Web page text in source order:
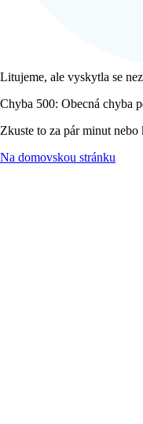
Litujeme, ale vyskytla se
Chyba 500: Obecná chyba
Zkuste to za pár minut
Na domovskou stránku